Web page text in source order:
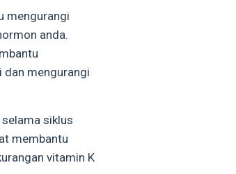
mengurangi
anda.
dan mengurangi
siklus
membantu
vitamin K